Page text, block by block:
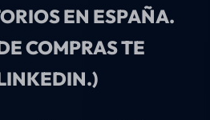
EN ESPAÑA.
COMPRAS TE